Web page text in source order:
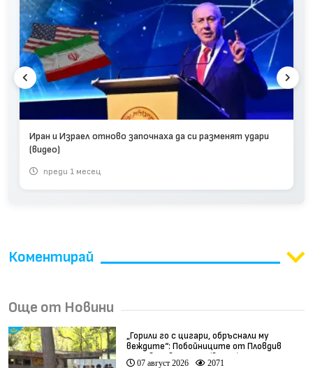
Иран и Израел отново започнаха да си разменят удари
(видео)
преди 1 месец
Коментирай
Още от Новини
„Горили го с цигари, обръснали му
веждите“: Побойниците от Пловдив
остават в ареста (видео)
07 август 2026 2071